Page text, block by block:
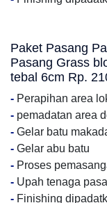
Paket Pasang
Pasang Grass
tebal 6cm Rp.
- Perapihan area
- pemadatan area
- Gelar batu
- Gelar abu batu
- Proses
- Upah tenaga
- Finishing